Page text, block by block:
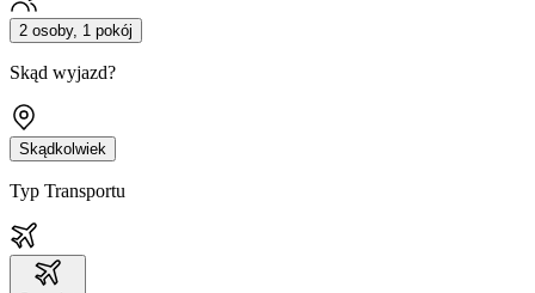
2 osoby, 1 pokój
Skąd wyjazd?
Skądkolwiek
Typ Transportu